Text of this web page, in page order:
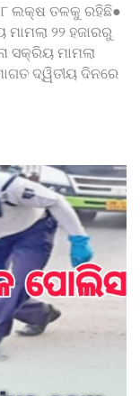
୮ ଲକ୍ଷ ତଳକୁ ରହିଛି●
୨୨ ହଜାରରୁ
ସକ୍ରିୟ ମାମଲା
ଦ୍ୱିତୀୟ ଦିନରେ